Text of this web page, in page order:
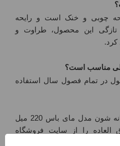
چوبی و خنک است و رایحه
این محصول، طراوت و
کرد.
مناسب است؟
در تمام فصول سال استفاده
برای خرید بادی اسپلش مردانه شون مدل مای باس 220 میل
را از سایت فروشگاه